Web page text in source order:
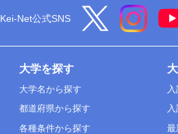
Kei-Net公式SNS
大学を探す
大学名から探す
都道府県から探す
各種条件から探す
最